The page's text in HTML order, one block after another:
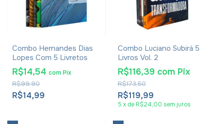
Combo Hernandes Dias
Lopes Com 5 Livretos
R$14,99
R$99,90
R$14,54 comPix
Combo Luciano Subirá 5
Livros Vol. 2
R$119,99
R$173,50
R$116,39 com Pix
5 x de R$24,00 sem juros